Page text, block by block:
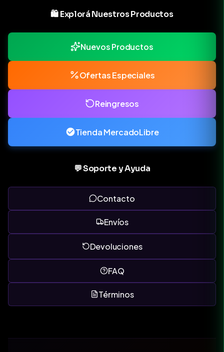
🛍️ Explorá Nuestros Productos
Nuevos Productos
Ofertas Especiales
Reingresos
Tienda MercadoLibre
💬 Soporte y Ayuda
Contacto
Envíos
Devoluciones
FAQ
Términos